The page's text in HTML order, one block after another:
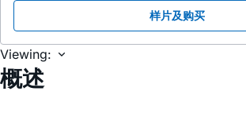
样片及购买
Viewing:
概述